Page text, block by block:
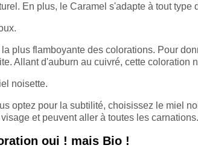
En plus, le Caramel s'adapte à tout type
plus flamboyante des colorations. Pour
Allant d'auburn au cuivré, cette coloration
noisette.
optez pour la subtilité, choisissez le miel
et peuvent aller à toutes les carnations.
oui ! mais Bio !